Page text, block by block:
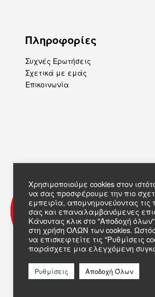
Πληροφορίες
Συχνές Ερωτήσεις
Σχετικά με εμάς
Επικοινωνία
Χρησιμοποιούμε cookies στον
να σας προσφέρουμε την πιο
εμπειρία, απομνημονεύοντας τις
σας και επαναλαμβανόμενες
Κάνοντας κλικ στο "Αποδοχή
στη χρήση ΟΛΩΝ των cookies.
να επισκεφτείτε τις "Ρυθμίσεις
παράσχετε μια ελεγχόμενη
Ρυθμίσεις Αποδοχή Όλων